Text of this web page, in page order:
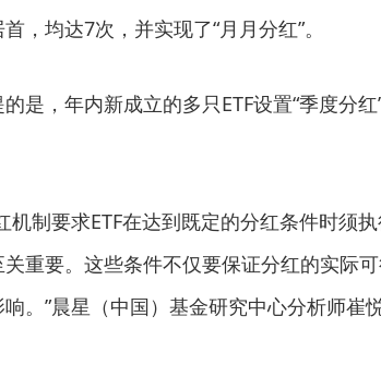
，均达7次，并实现了“月月分红”。
是，年内新成立的多只ETF设置“季度分
机制要求ETF在达到既定的分红条件时须
重要。这些条件不仅要保证分红的实际
。”晨星（中国）基金研究中心分析师崔